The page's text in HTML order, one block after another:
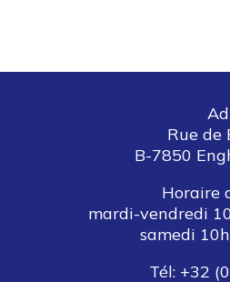
Rue de
B-7850
Horaire
mardi-vendredi
samedi
Tél: +32